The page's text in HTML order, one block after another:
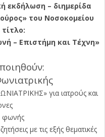
εκδήλωση – διημερίδα
του Νοσοκομείου
– Eπιστήμη και Τέχνη»
για ιατρούς και
φωνής
με τις εξής θεματικές